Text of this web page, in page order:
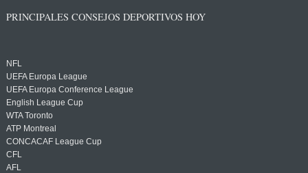
PRINCIPALES CONSEJOS DEPORTIVOS HOY
NFL
UEFA Europa League
UEFA Europa Conference League
English League Cup
WTA Toronto
ATP Montreal
CONCACAF League Cup
CFL
AFL